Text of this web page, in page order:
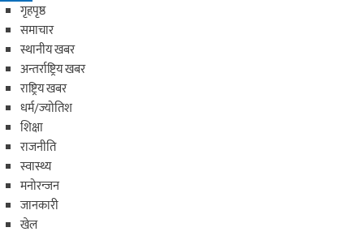
गृहपृष्ठ
समाचार
स्थानीय खबर
अन्तर्राष्ट्रिय खबर
राष्ट्रिय खबर
धर्म/ज्योतिश
शिक्षा
राजनीति
स्वास्थ्य
मनोरन्जन
जानकारी
खेल